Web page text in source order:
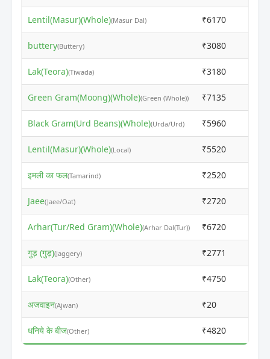
Lentil(Masur)(Whole)(Masur Dal) ₹6170
buttery(Buttery) ₹3080
Lak(Teora)(Tiwada) ₹3180
Green Gram(Moong)(Whole)(Green (Whole)) ₹7135
Black Gram(Urd Beans)(Whole)(Urda/Urd) ₹5960
Lentil(Masur)(Whole)(Local) ₹5520
इमली का फल(Tamarind) ₹2520
Jaee(Jaee/Oat) ₹2720
Arhar(Tur/Red Gram)(Whole)(Arhar Dal(Tur)) ₹6720
गुड़ (गुड़)(Jaggery) ₹2771
Lak(Teora)(Other) ₹4750
अजवाइन(Ajwan) ₹20
धनिये के बीज(Other) ₹4820